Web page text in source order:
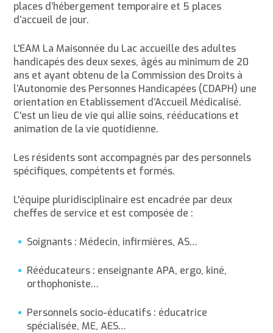
places d’hébergement temporaire et 5 places
d’accueil de jour.
L'EAM La Maisonnée du Lac accueille des adultes
handicapés des deux sexes, âgés au minimum de 20
ans et ayant obtenu de la Commission des Droits à
l’Autonomie des Personnes Handicapées (CDAPH) une
orientation en Etablissement d’Accueil Médicalisé.
C'est un lieu de vie qui allie soins, rééducations et
animation de la vie quotidienne.
Les résidents sont accompagnés par des personnels
spécifiques, compétents et formés.
L'équipe pluridisciplinaire est encadrée par deux
cheffes de service et est composée de :
Soignants : Médecin, infirmières, AS…
Rééducateurs : enseignante APA, ergo, kiné,
orthophoniste…
Personnels socio-éducatifs : éducatrice
spécialisée, ME, AES…